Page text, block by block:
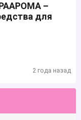
–
для
2 года назад